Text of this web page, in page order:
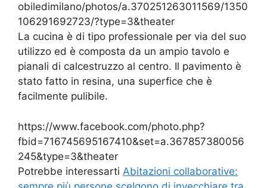
obiledimilano/photos/a.370251263011569/1350
106291692723/?type=3&theater
La cucina è di tipo professionale per via del suo
utilizzo ed è composta da un ampio tavolo e
pianali di calcestruzzo al centro. Il pavimento è
stato fatto in resina, una superfice che è
facilmente pulibile.
https://www.facebook.com/photo.php?
fbid=716745695167410&set=a.367857380056
245&type=3&theater
Potrebbe interessarti Abitazioni collaborative: